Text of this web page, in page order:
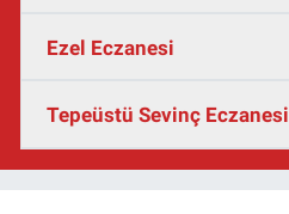
Ezel Eczanesi
Tepeüstü Sevinç Eczanesi